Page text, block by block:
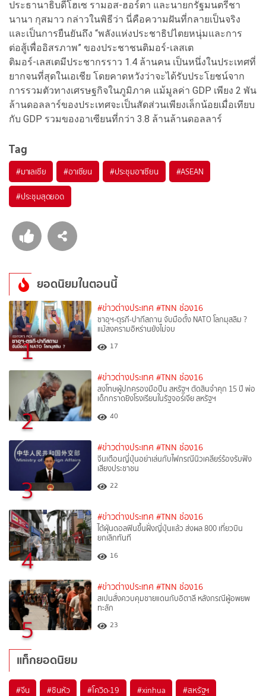
ประธานาธิบดีโฮเซ รามอส-ฮอร์ตา และนายกรัฐมนตรีชา
นานา กุสมาว กล่าวในพิธีว่า นี่คือความฝันที่กลายเป็นจริง
และเป็นการยืนยันถึง “พลังแห่งประชาธิปไตยหนุ่มและการ
ต่อสู้เพื่ออิสรภาพ” ของประชาชนติมอร์-เลสเต
ติมอร์-เลสเตมีประชากรราว 1.4 ล้านคน เป็นหนึ่งในประเทศที่
ยากจนที่สุดในเอเชีย โดยคาดหวังว่าจะได้รับประโยชน์จาก
การรวมตัวทางเศรษฐกิจในภูมิภาค แม้มูลค่า GDP เพียง 2 พัน
ล้านดอลลาร์ของประเทศจะเป็นสัดส่วนเพียงเล็กน้อยเมื่อเทียบ
กับ GDP รวมของอาเซียนที่กว่า 3.8 ล้านล้านดอลลาร์
Tag
#มาเลเซีย #อาเซียน #ประชุมอาเซียน #ASEAN
#ประชุมสุดยอด
ยอดนิยมในตอนนี้
1
#ข่าวต่างประเทศ #TNN ช่อง16
ซาอุฯ-ตุรกี-ปากีสถาน จับมือตั้ง NATO โลกมุสลิม ?
แม้สงครามอิหร่านยังไม่จบ
17
2
#ข่าวต่างประเทศ #TNN ช่อง16
ลงโทษผู้ปกครองมือปืน สหรัฐฯ ตัดสินจำคุก 15 ปี พ่อ
เด็กกราดยิงโรงเรียนในรัฐจอร์เจีย สหรัฐฯ
40
3
#ข่าวต่างประเทศ #TNN ช่อง16
จีนเตือนญี่ปุ่นอย่าเล่นกับไฟกรณีนิวเคลียร์ร้องรับฟัง
เสียงประชาชน
22
4
#ข่าวต่างประเทศ #TNN ช่อง16
ไต้ฝุ่นดอลฟินขึ้นฝั่งญี่ปุ่นแล้ว ส่งผล 800 เที่ยวบิน
ยกเลิกทันที
16
5
#ข่าวต่างประเทศ #TNN ช่อง16
สเปนสั่งควบคุมชายแดนกับอิตาลี หลังกรณีผู้อพยพ
ทะลัก
23
แท็กยอดนิยม
#จีน #ซินหัว #โควิด-19 #xinhua #สหรัฐฯ